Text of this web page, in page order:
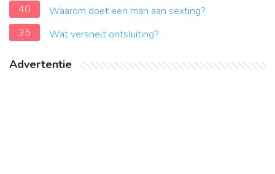
40
Waarom doet een man aan sexting?
35
Wat versnelt ontsluiting?
Advertentie